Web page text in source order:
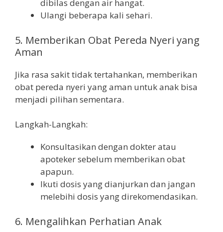
dibilas dengan air hangat.
Ulangi beberapa kali sehari.
5. Memberikan Obat Pereda Nyeri yang
Aman
Jika rasa sakit tidak tertahankan, memberikan
obat pereda nyeri yang aman untuk anak bisa
menjadi pilihan sementara.
Langkah-Langkah:
Konsultasikan dengan dokter atau
apoteker sebelum memberikan obat
apapun.
Ikuti dosis yang dianjurkan dan jangan
melebihi dosis yang direkomendasikan.
6. Mengalihkan Perhatian Anak